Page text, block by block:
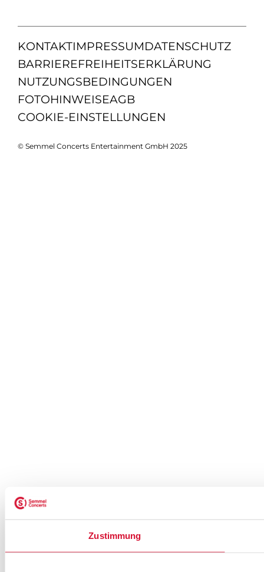
Zustimmung
KONTAKTIMPRESSUMDATENSCHUTZ
BARRIEREFREIHEITSERKLÄRUNG
NUTZUNGSBEDINGUNGEN
FOTOHINWEISEAGB
COOKIE-EINSTELLUNGEN
© Semmel Concerts Entertainment GmbH 2025